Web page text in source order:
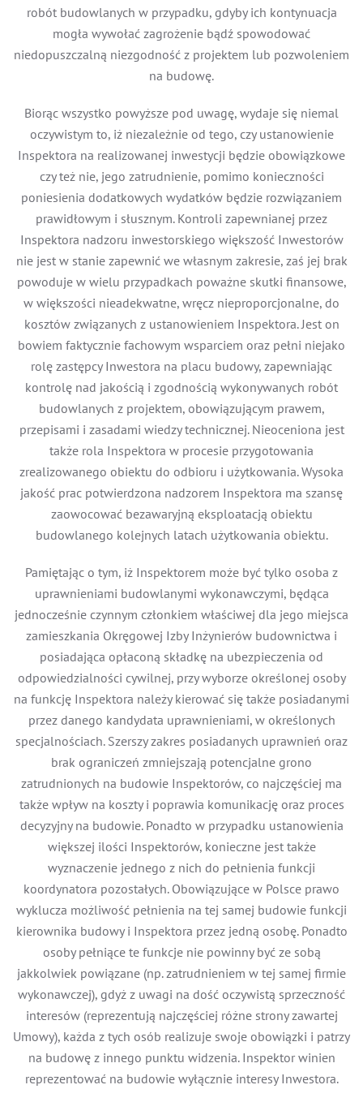
robót budowlanych w przypadku, gdyby ich kontynuacja
mogła wywołać zagrożenie bądź spowodować
niedopuszczalną niezgodność z projektem lub pozwoleniem
na budowę.
Biorąc wszystko powyższe pod uwagę, wydaje się niemal
oczywistym to, iż niezależnie od tego, czy ustanowienie
Inspektora na realizowanej inwestycji będzie obowiązkowe
czy też nie, jego zatrudnienie, pomimo konieczności
poniesienia dodatkowych wydatków będzie rozwiązaniem
prawidłowym i słusznym. Kontroli zapewnianej przez
Inspektora nadzoru inwestorskiego większość Inwestorów
nie jest w stanie zapewnić we własnym zakresie, zaś jej brak
powoduje w wielu przypadkach poważne skutki finansowe,
w większości nieadekwatne, wręcz nieproporcjonalne, do
kosztów związanych z ustanowieniem Inspektora. Jest on
bowiem faktycznie fachowym wsparciem oraz pełni niejako
rolę zastępcy Inwestora na placu budowy, zapewniając
kontrolę nad jakością i zgodnością wykonywanych robót
budowlanych z projektem, obowiązującym prawem,
przepisami i zasadami wiedzy technicznej. Nieoceniona jest
także rola Inspektora w procesie przygotowania
zrealizowanego obiektu do odbioru i użytkowania. Wysoka
jakość prac potwierdzona nadzorem Inspektora ma szansę
zaowocować bezawaryjną eksploatacją obiektu
budowlanego kolejnych latach użytkowania obiektu.
Pamiętając o tym, iż Inspektorem może być tylko osoba z
uprawnieniami budowlanymi wykonawczymi, będąca
jednocześnie czynnym członkiem właściwej dla jego miejsca
zamieszkania Okręgowej Izby Inżynierów budownictwa i
posiadająca opłaconą składkę na ubezpieczenia od
odpowiedzialności cywilnej, przy wyborze określonej osoby
na funkcję Inspektora należy kierować się także posiadanymi
przez danego kandydata uprawnieniami, w określonych
specjalnościach. Szerszy zakres posiadanych uprawnień oraz
brak ograniczeń zmniejszają potencjalne grono
zatrudnionych na budowie Inspektorów, co najczęściej ma
także wpływ na koszty i poprawia komunikację oraz proces
decyzyjny na budowie. Ponadto w przypadku ustanowienia
większej ilości Inspektorów, konieczne jest także
wyznaczenie jednego z nich do pełnienia funkcji
koordynatora pozostałych. Obowiązujące w Polsce prawo
wyklucza możliwość pełnienia na tej samej budowie funkcji
kierownika budowy i Inspektora przez jedną osobę. Ponadto
osoby pełniące te funkcje nie powinny być ze sobą
jakkolwiek powiązane (np. zatrudnieniem w tej samej firmie
wykonawczej), gdyż z uwagi na dość oczywistą sprzeczność
interesów (reprezentują najczęściej różne strony zawartej
Umowy), każda z tych osób realizuje swoje obowiązki i patrzy
na budowę z innego punktu widzenia. Inspektor winien
reprezentować na budowie wyłącznie interesy Inwestora.